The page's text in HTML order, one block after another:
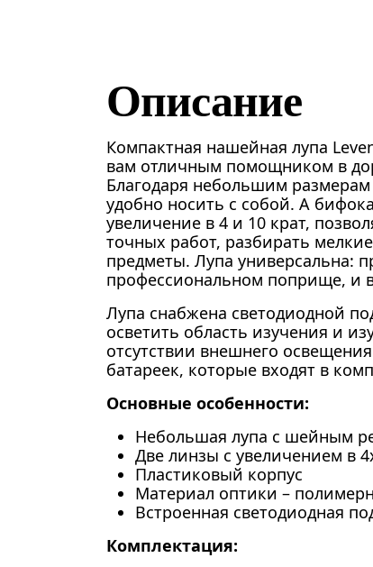
Описание
Компактная нашейная лупа
вам отличным помощником в
Благодаря небольшим
удобно носить с собой. А
увеличение в 4 и 10 крат,
точных работ, разбирать
предметы. Лупа универсальна:
профессиональном поприще, и
Лупа снабжена светодиодной
осветить область изучения и
отсутствии внешнего
батареек, которые входят в
Основные особенности:
Небольшая лупа с шейным
Две линзы с увеличением в
Пластиковый корпус
Материал оптики –
Встроенная светодиодная
Комплектация: